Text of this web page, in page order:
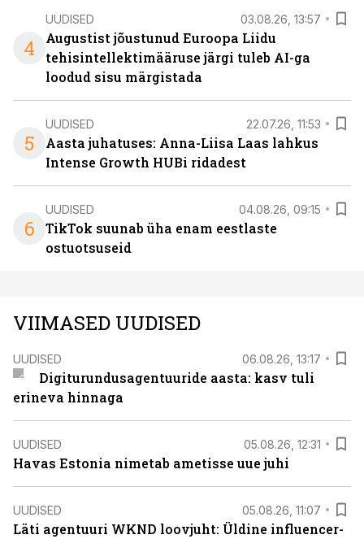
4
UUDISED 03.08.26, 13:57
Augustist jõustunud Euroopa Liidu
tehisintellektimääruse järgi tuleb AI-ga
loodud sisu märgistada
5
UUDISED 22.07.26, 11:53
Aasta juhatuses: Anna-Liisa Laas lahkus
Intense Growth HUBi ridadest
6
UUDISED 04.08.26, 09:15
TikTok suunab üha enam eestlaste
ostuotsuseid
VIIMASED UUDISED
UUDISED 06.08.26, 13:17
Digiturundusagentuuride aasta: kasv tuli
erineva hinnaga
UUDISED 05.08.26, 12:31
Havas Estonia nimetab ametisse uue juhi
UUDISED 05.08.26, 11:07
Läti agentuuri WKND loovjuht: Üldine influencer-